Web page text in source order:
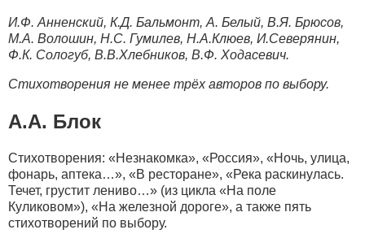
И.Ф. Анненский, К.Д. Бальмонт, А. Белый, В.Я. Брюсов,
М.А. Волошин, Н.С. Гумилев, Н.А.Клюев, И.Северянин,
Ф.К. Сологуб, В.В.Хлебников, В.Ф. Ходасевич.
Стихотворения не менее трёх авторов по выбору.
А.А. Блок
Стихотворения: «Незнакомка», «Россия», «Ночь, улица,
фонарь, аптека…», «В ресторане», «Река раскинулась.
Течет, грустит лениво…» (из цикла «На поле
Куликовом»), «На железной дороге», а также пять
стихотворений по выбору.